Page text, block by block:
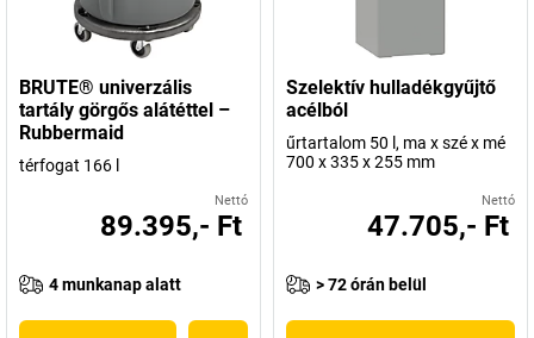
BRUTE® univerzális
tartály görgős alátéttel –
Rubbermaid
térfogat 166 l
Nettó
89.395,- Ft
4 munkanap alatt
Szelektív hulladékgyűjtő
acélból
űrtartalom 50 l, ma x szé x mé
700 x 335 x 255 mm
Nettó
47.705,- Ft
> 72 órán belül